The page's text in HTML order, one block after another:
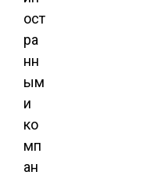
ост
ра
нн
ым
и
ко
мп
ан